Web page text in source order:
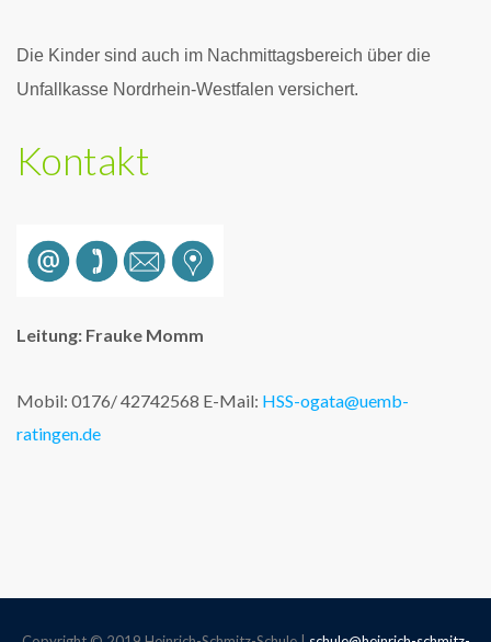
Die Kinder sind auch im Nachmittagsbereich über die
Unfallkasse Nordrhein-Westfalen versichert.
Kontakt
Leitung: Frauke Momm
Mobil: 0176/ 42742568 E-Mail: HSS-ogata@uemb-
ratingen.de